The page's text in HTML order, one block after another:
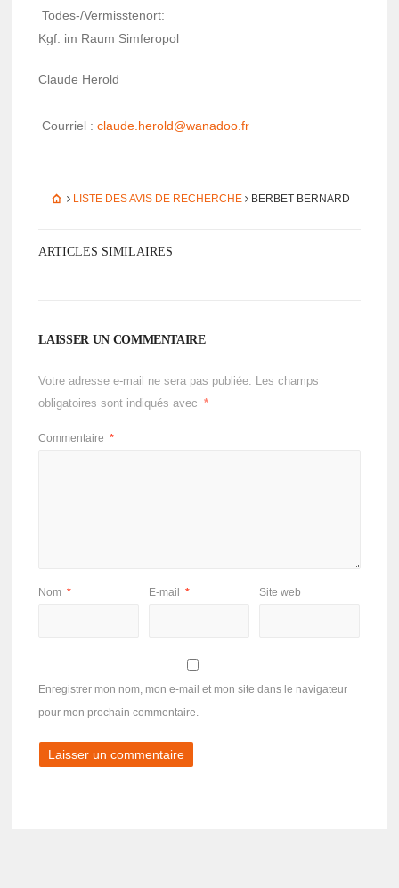
Todes-/Vermiss­te­nort:
Kgf. im Raum Simfe­ro­pol
Claude Herold
Cour­riel :claude.herold@­wa­na­doo.fr
LISTE DES AVIS DE RECHERCHE BERBET BERNARD
ARTICLES SIMILAIRES
LAISSER UN COMMENTAIRE
Votre adresse e-mail ne sera pas publiée. Les champs
obligatoires sont indiqués avec
*
Commentaire *
Nom * E-mail * Site web
Enregistrer mon nom, mon e-mail et mon site dans le navigateur
pour mon prochain commentaire.